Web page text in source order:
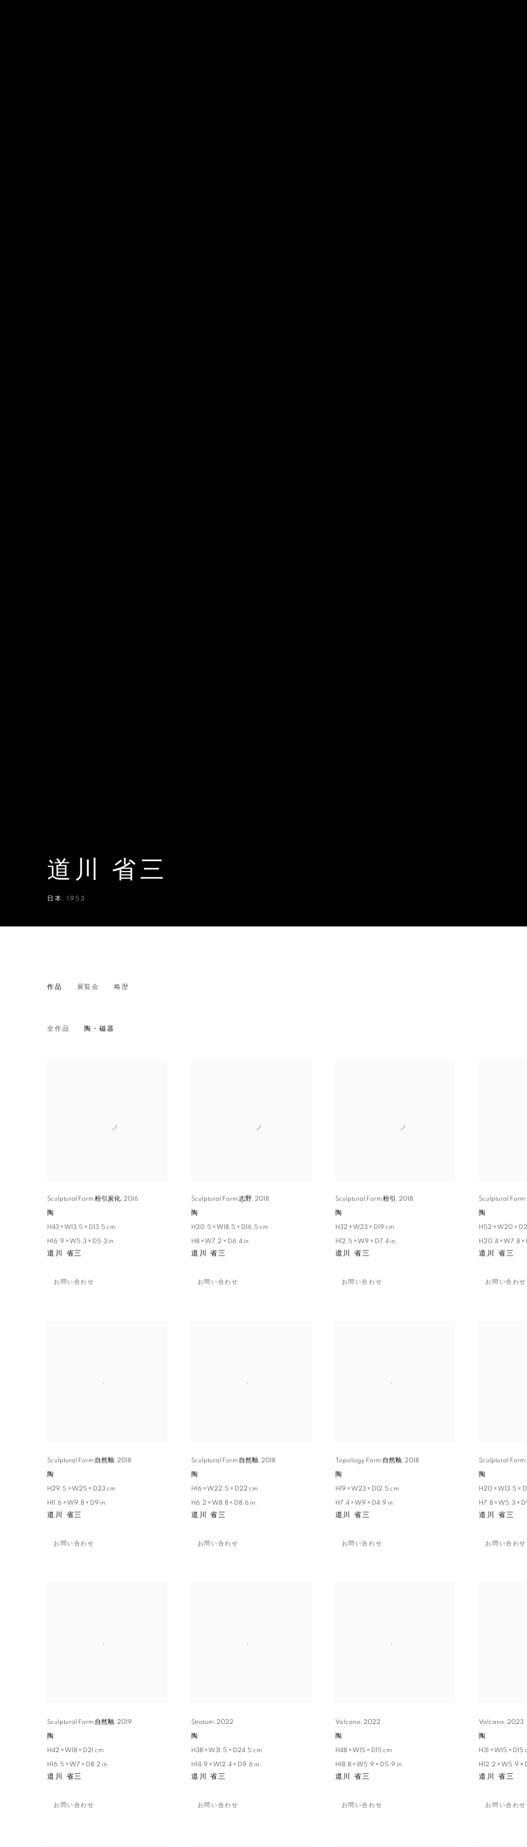
道川 省三
日本,1953
道川 省三 日本,
作品 展覧会 略歴
全作品 陶・磁器
Sculptural Form 粉引炭化, 2016
陶
H43 × W13.5 × D13.5 cm
H16.9 × W5.3 × D5.3 in.
道川 省三
お問い合わせ
Sculptural Form 志野, 2018
陶
H20.5 × W18.5 × D16.5 cm
H8 × W7.2 × D6.4 in.
道川 省三
お問い合わせ
Sculptural Form 粉引 , 2018
陶
H32 × W23 × D19 cm
H12.5 × W9 × D7.4 in.
道川 省三
お問い合わせ
Sculptural Form
陶
H52 × W20 ×
H20.4 × W7.8 ×
道川 省三
お問い合わせ
Sculptural Form 自然釉 2018
陶
H29.5 × W25 × D23 cm
H11.6 × W9.8 × D9 in.
道川 省三
お問い合わせ
Sculptural Form 自然釉, 2018
陶
H16 × W22.5 × D22 cm
H6.2 × W8.8 × D8.6 in.
道川 省三
お問い合わせ
Topology Form 自然釉, 2018
陶
H19 × W23 × D12.5 cm
H7.4 × W9 × D4.9 in.
道川 省三
お問い合わせ
Sculptural Form
陶
H20 × W13.5 ×
H7.8 × W5.3 ×
道川 省三
お問い合わせ
Sculptural Form 自然釉 2019
陶
H42 × W18 × D21 cm
H16.5 × W7 × D8.2 in.
道川 省三
お問い合わせ
Stratum, 2022
陶
H38 × W31.5 × D24.5 cm
H14.9 × W12.4 × D9.6 in.
道川 省三
お問い合わせ
Volcano 2022
陶
H48 × W15 × D15 cm
H18.8 × W5.9 × D5.9 in.
道川 省三
お問い合わせ
Volcano 2023
陶
H31 × W15 × D15
H12.2 × W5.9 ×
道川 省三
お問い合わせ